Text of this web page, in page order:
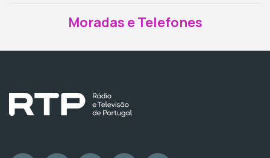
Moradas e Telefones